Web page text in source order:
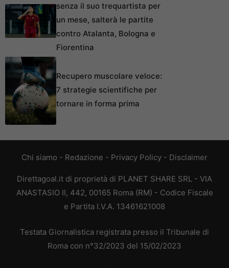
senza il suo trequartista per
un mese, salterà le partite
contro Atalanta, Bologna e
Fiorentina
Recupero muscolare veloce:
7 strategie scientifiche per
tornare in forma prima
Chi siamo - Redazione - Privacy Policy - Disclaimer
Direttagoal.it di proprietà di PLANET SHARE SRL - VIA
ANASTASIO II, 442, 00165 Roma (RM) - Codice Fiscale
e Partita I.V.A. 13461621008
Testata Giornalistica registrata presso il Tribunale di
Roma con n°32/2023 del 15/02/2023